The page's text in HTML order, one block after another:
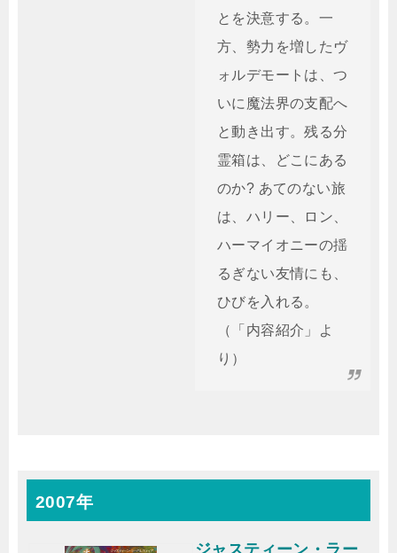
とを決意する。一
方、勢力を増したヴ
ォルデモートは、つ
いに魔法界の支配へ
と動き出す。残る分
霊箱は、どこにある
のか? あてのない旅
は、ハリー、ロン、
ハーマイオニーの揺
るぎない友情にも、
ひびを入れる。
（「内容紹介」よ
り）
2007年
ジャスティーン・ラー